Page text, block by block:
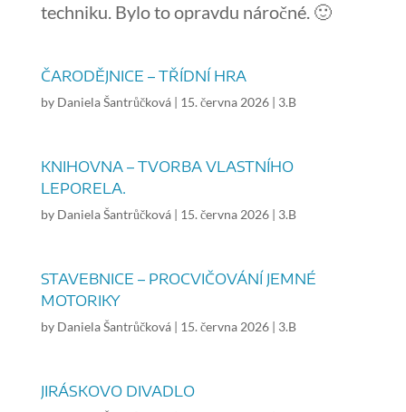
techniku. Bylo to opravdu náročné. 🙂
ČARODĚJNICE – TŘÍDNÍ HRA
by Daniela Šantrůčková| 15. června 2026| 3.B
KNIHOVNA – TVORBA VLASTNÍHO
LEPORELA.
by Daniela Šantrůčková| 15. června 2026| 3.B
STAVEBNICE – PROCVIČOVÁNÍ JEMNÉ
MOTORIKY
by Daniela Šantrůčková| 15. června 2026| 3.B
JIRÁSKOVO DIVADLO